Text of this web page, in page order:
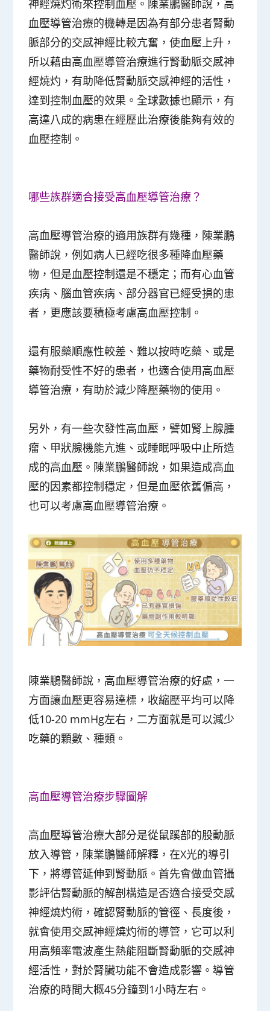
神經燒灼術來控制血壓。陳業鵬醫師說，高
血壓導管治療的機轉是因為有部分患者腎動
脈部分的交感神經比較亢奮，使血壓上升，
所以藉由高血壓導管治療進行腎動脈交感神
經燒灼，有助降低腎動脈交感神經的活性，
達到控制血壓的效果。全球數據也顯示，有
高達八成的病患在經歷此治療後能夠有效的
血壓控制。
哪些族群適合接受高血壓導管治療？
高血壓導管治療的適用族群有幾種，陳業鵬
醫師說，例如病人已經吃很多種降血壓藥
物，但是血壓控制還是不穩定；而有心血管
疾病、腦血管疾病、部分器官已經受損的患
者，更應該要積極考慮高血壓控制。
還有服藥順應性較差、難以按時吃藥、或是
藥物耐受性不好的患者，也適合使用高血壓
導管治療，有助於減少降壓藥物的使用。
另外，有一些次發性高血壓，譬如腎上腺腫
瘤、甲狀腺機能亢進、或睡眠呼吸中止所造
成的高血壓。陳業鵬醫師說，如果造成高血
壓的因素都控制穩定，但是血壓依舊偏高，
也可以考慮高血壓導管治療。
陳業鵬醫師說，高血壓導管治療的好處，一
方面讓血壓更容易達標，收縮壓平均可以降
低10-20 mmHg左右，二方面就是可以減少
吃藥的顆數、種類。
高血壓導管治療步驟圖解
高血壓導管治療大部分是從鼠蹊部的股動脈
放入導管，陳業鵬醫師解釋，在X光的導引
下，將導管延伸到腎動脈。首先會做血管攝
影評估腎動脈的解剖構造是否適合接受交感
神經燒灼術，確認腎動脈的管徑、長度後，
就會使用交感神經燒灼術的導管，它可以利
用高頻率電波產生熱能阻斷腎動脈的交感神
經活性，對於腎臟功能不會造成影響。導管
治療的時間大概45分鐘到1小時左右。